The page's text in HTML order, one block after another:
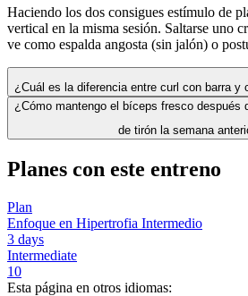
Haciendo los dos consigues estímulo de
vertical en la misma sesión. Saltarse uno
ve como espalda angosta (sin jalón) o
¿Cuál es la diferencia entre curl con barra y
¿Cómo mantengo el bíceps fresco después
de tirón la semana
Planes con este entreno
Plan
Enfoque en Hipertrofia Intermedio
3 days
Intermediate
10
Esta página en otros idiomas: